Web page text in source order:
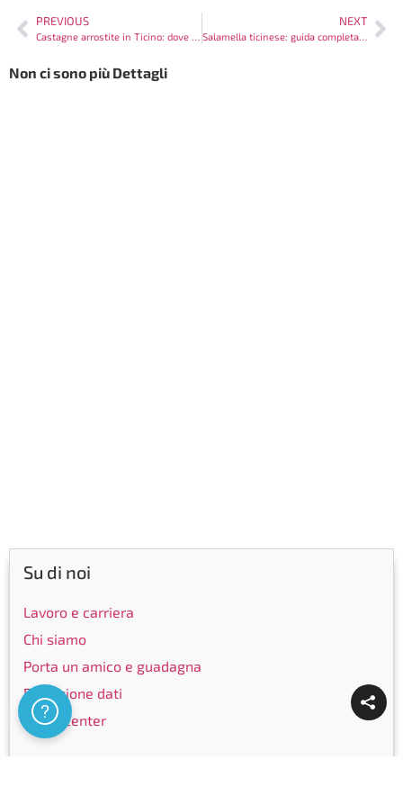
PREVIOUS
Castagne arrostite in Ticino: dove trovarle e come prepararle
NEXT
Salamella ticinese: guida completa alla salsiccia tipica
Non ci sono più Dettagli
Su di noi
Lavoro e carriera
Chi siamo
Porta un amico e guadagna
Protezione dati
Mediacenter